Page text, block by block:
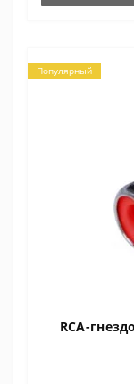
Популярный
RCA-